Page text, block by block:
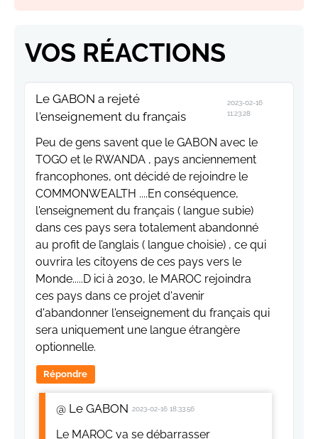
VOS RÉACTIONS
Le GABON a rejeté
l'enseignement du français
2023-02-16
11:23:28
Peu de gens savent que le GABON avec le
TOGO et le RWANDA , pays anciennement
francophones, ont décidé de rejoindre le
COMMONWEALTH ....En conséquence,
l'enseignement du français ( langue subie)
dans ces pays sera totalement abandonné
au profit de l’anglais ( langue choisie) , ce qui
ouvrira les citoyens de ces pays vers le
Monde.....D ici à 2030, le MAROC rejoindra
ces pays dans ce projet d'avenir
d'abandonner l'enseignement du français qui
sera uniquement une langue étrangère
optionnelle.
Répondre
@ Le GABON 2023-02-16 18:33:56
Le MAROC va se débarrasser